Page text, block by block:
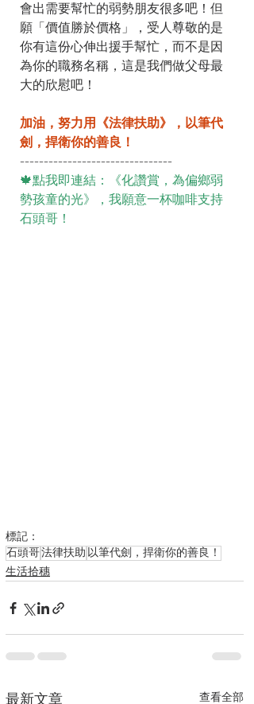
會出需要幫忙的弱勢朋友很多吧！但
願「價值勝於價格」，受人尊敬的是
你有這份心伸出援手幫忙，而不是因
為你的職務名稱，這是我們做父母最
大的欣慰吧！
加油，努力用《法律扶助》，以筆代
劍，捍衛你的善良！
--------------------------------
🍁點我即連結：《化讚賞，為偏鄉弱
勢孩童的光》，我願意一杯咖啡支持
石頭哥！
標記：
石頭哥法律扶助 以筆代劍，捍衛你的善良！
生活拾穗
查看全部